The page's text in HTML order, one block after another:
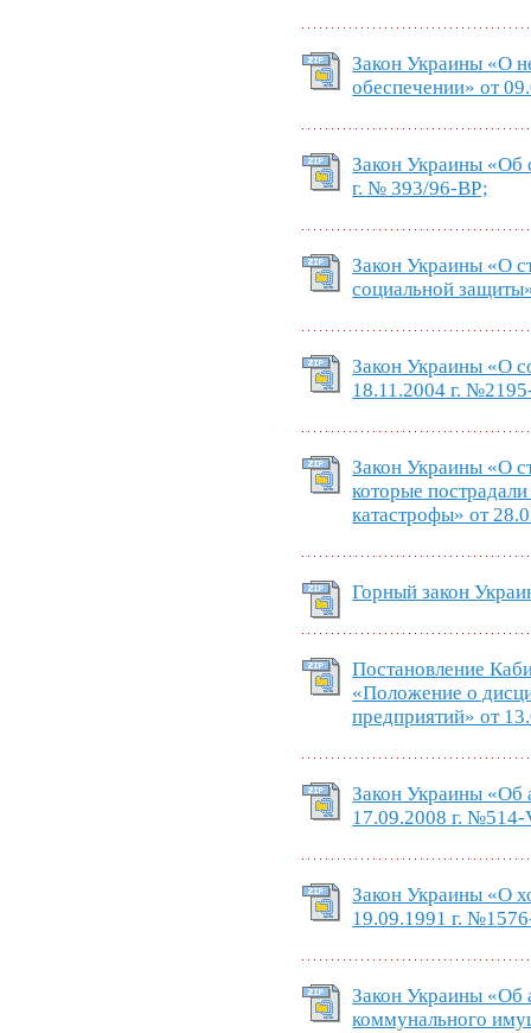
Закон Украины «О
обеспечении» от
Закон Украины «Об
г. № 393/96-ВР;
Закон Украины «О
социальной
Закон Украины «О
18.11.2004 г.
Закон Украины «О
которые
катастрофы» от
Горный закон
Постановление
«Положение о
предприятий» от
Закон Украины «Об
17.09.2008 г.
Закон Украины «О
19.09.1991 г.
Закон Украины «Об
коммунального